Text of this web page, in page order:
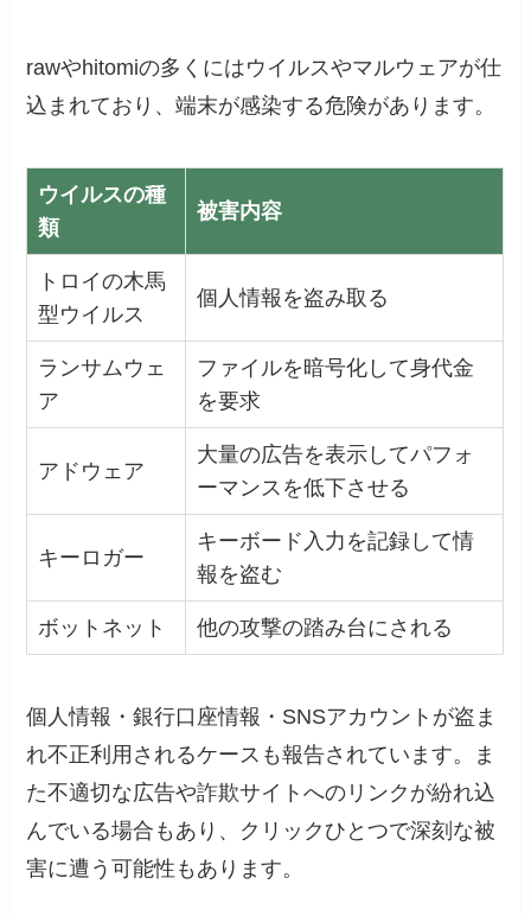
rawやhitomiの多くにはウイルスやマルウェアが仕
込まれており、端末が感染する危険があります。
ウイルスの種
類
被害内容
トロイの木馬
型ウイルス
個人情報を盗み取る
ランサムウェ
ア
ファイルを暗号化して身代金
を要求
アドウェア
大量の広告を表示してパフォ
ーマンスを低下させる
キーロガー
キーボード入力を記録して情
報を盗む
ボットネット 他の攻撃の踏み台にされる
個人情報・銀行口座情報・SNSアカウントが盗ま
れ不正利用されるケースも報告されています。ま
た不適切な広告や詐欺サイトへのリンクが紛れ込
んでいる場合もあり、クリックひとつで深刻な被
害に遭う可能性もあります。